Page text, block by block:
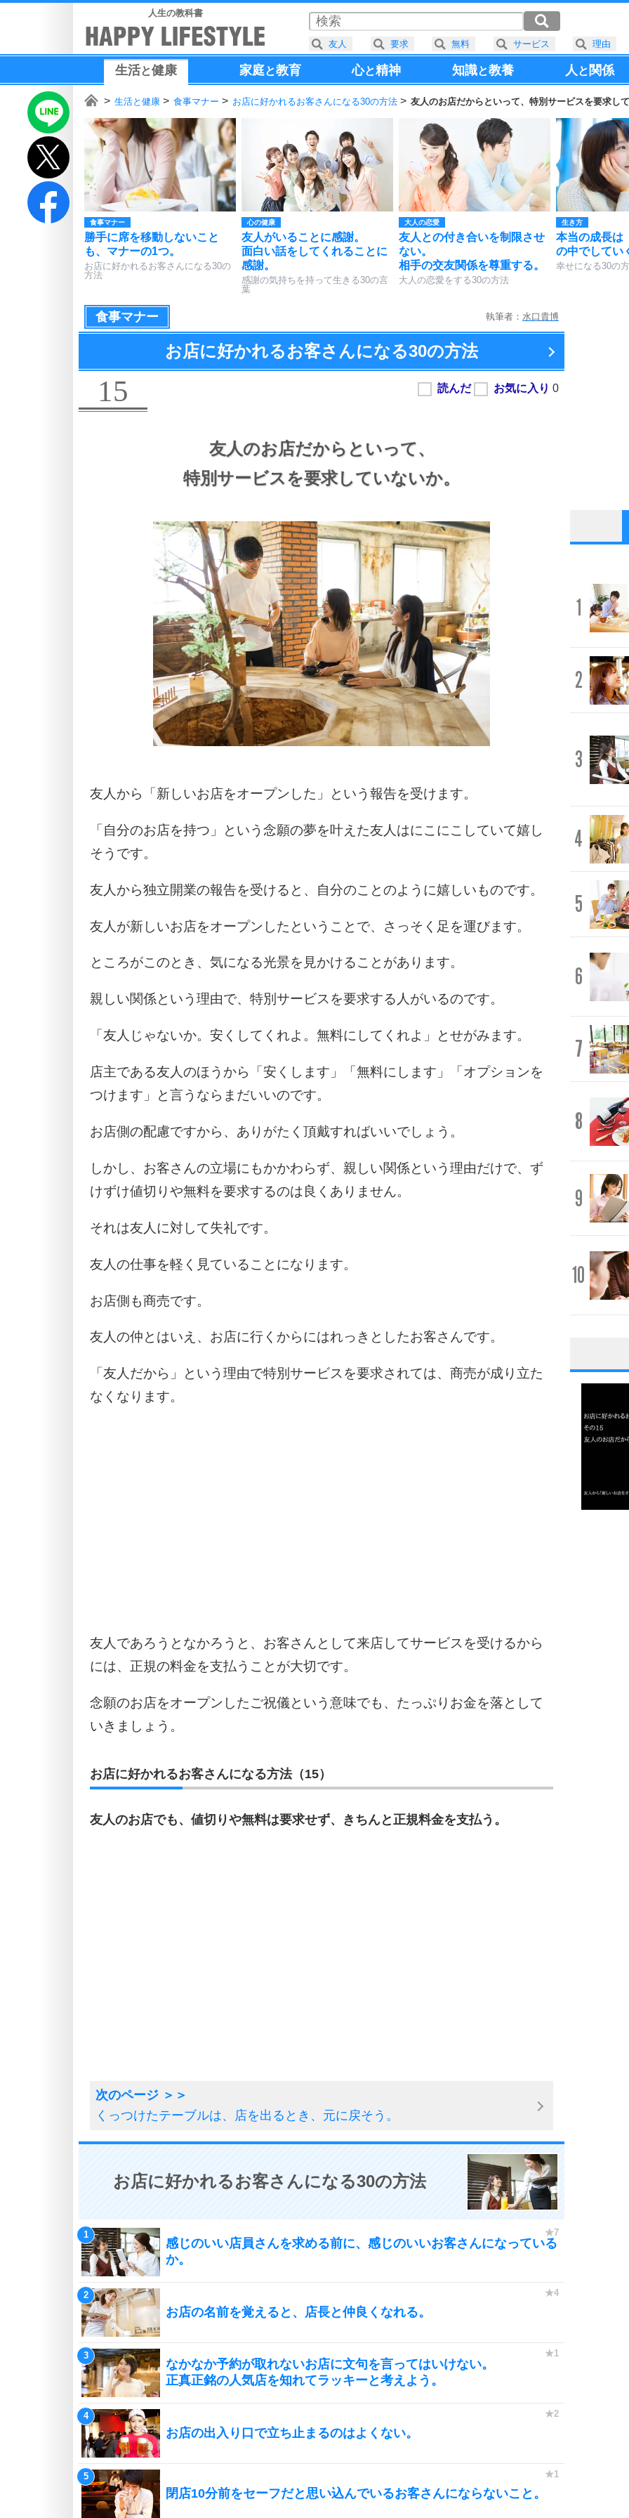
人生の教科書
生活と健康 家庭と教育 心と精神 知識と教養 人と 関係
生活と健康 食事マナー お店に好かれるお客さんになる30の方法 友人のお店だからといって、特別サービスを要求して
食事マナー
勝手に席を移動しないこと
も、マナーの1つ。
お店に好かれるお客さんになる30の
方法
心の健康
友人がいることに感謝。
面白い話をしてくれることに
感謝。
感謝の気持ちを持って生きる30の言
葉
大人の恋愛
友人との付き合いを制限させ
ない。
相手の交友関係を尊重する。
大人の恋愛をする30の方法
生き方
本当の成長は
の中でしてい
幸せになる30の
食事マナー 執筆者： 水口貴博
お店に好かれるお客さんになる30の方法
15
友人のお店だからといって、
特別サービスを要求していないか。
友人から「新しいお店をオープンした」という報告を受けます。
「自分のお店を持つ」という念願の夢を叶えた友人はにこにこしていて嬉し
そうです。
友人から独立開業の報告を受けると、自分のことのように嬉しいものです。
友人が新しいお店をオープンしたということで、さっそく足を運びます。
ところがこのとき、気になる光景を見かけることがあります。
親しい関係という理由で、特別サービスを要求する人がいるのです。
「友人じゃないか。安くしてくれよ。無料にしてくれよ」とせがみます。
店主である友人のほうから「安くします」「無料にします」「オプションを
つけます」と言うならまだいいのです。
お店側の配慮ですから、ありがたく頂戴すればいいでしょう。
しかし、お客さんの立場にもかかわらず、親しい関係という理由だけで、ず
けずけ値切りや無料を要求するのは良くありません。
それは友人に対して失礼です。
友人の仕事を軽く見ていることになります。
お店側も商売です。
友人の仲とはいえ、お店に行くからにはれっきとしたお客さんです。
「友人だから」という理由で特別サービスを要求されては、商売が成り立た
なくなります。
友人であろうとなかろうと、お客さんとして来店してサービスを受けるから
には、正規の料金を支払うことが大切です。
念願のお店をオープンしたご祝儀という意味でも、たっぷりお金を落として
いきましょう。
お店に好かれるお客さんになる方法（15）
友人のお店でも、値切りや無料は要求せず、きちんと正規料金を支払う。
くっつけたテーブルは、店を出るとき、元に戻そう。
お店に好かれるお客さんになる30の方法
感じのいい店員さんを求める前に、感じのいいお客さんになっている
か。
お店の名前を覚えると、店長と仲良くなれる。
なかなか予約が取れないお店に文句を言ってはいけない。
正真正銘の人気店を知れてラッキーと考えよう。
お店の出入り口で立ち止まるのはよくない。
閉店10分前をセーフだと思い込んでいるお客さんにならないこと。
1
2
3
4
5
6
7
8
9
10
1
3
友人 要求 無料 サービス 理由